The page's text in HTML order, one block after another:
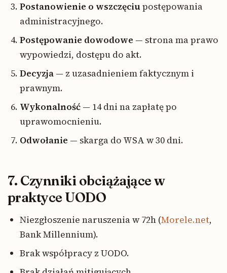
Postanowienie o wszczęciu postępowania
administracyjnego.
Postępowanie dowodowe — strona ma prawo
wypowiedzi, dostępu do akt.
Decyzja — z uzasadnieniem faktycznym i
prawnym.
Wykonalność — 14 dni na zapłatę po
uprawomocnieniu.
Odwołanie — skarga do WSA w 30 dni.
7. Czynniki obciążające w
praktyce UODO
Niezgłoszenie naruszenia w 72h (Morele.net,
Bank Millennium).
Brak współpracy z UODO.